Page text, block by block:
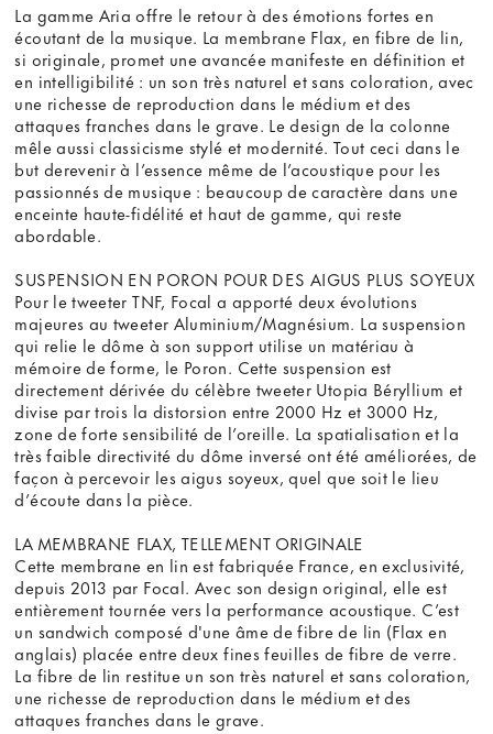
La gamme Aria offre le retour à des émotions fortes en
écoutant de la musique. La membrane Flax, en fibre de lin,
si originale, promet une avancée manifeste en définition et
en intelligibilité : un son très naturel et sans coloration, avec
une richesse de reproduction dans le médium et des
attaques franches dans le grave. Le design de la colonne
mêle aussi classicisme stylé et modernité. Tout ceci dans le
but derevenir à l’essence même de l’acoustique pour les
passionnés de musique : beaucoup de caractère dans une
enceinte haute-fidélité et haut de gamme, qui reste
abordable.
SUSPENSION EN PORON POUR DES AIGUS PLUS SOYEUX
Pour le tweeter TNF, Focal a apporté deux évolutions
majeures au tweeter Aluminium/Magnésium. La suspension
qui relie le dôme à son support utilise un matériau à
mémoire de forme, le Poron. Cette suspension est
directement dérivée du célèbre tweeter Utopia Béryllium et
divise par trois la distorsion entre 2000 Hz et 3000 Hz,
zone de forte sensibilité de l’oreille. La spatialisation et la
très faible directivité du dôme inversé ont été améliorées, de
façon à percevoir les aigus soyeux, quel que soit le lieu
d’écoute dans la pièce.
LA MEMBRANE FLAX, TELLEMENT ORIGINALE
Cette membrane en lin est fabriquée France, en exclusivité,
depuis 2013 par Focal. Avec son design original, elle est
entièrement tournée vers la performance acoustique. C’est
un sandwich composé d'une âme de fibre de lin (Flax en
anglais) placée entre deux fines feuilles de fibre de verre.
La fibre de lin restitue un son très naturel et sans coloration,
une richesse de reproduction dans le médium et des
attaques franches dans le grave.